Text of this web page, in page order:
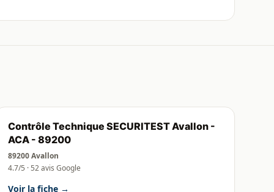
Contrôle Technique SECURITEST Avallon -
ACA - 89200
89200 Avallon
4.7/5 · 52 avis Google
Voir la fiche →